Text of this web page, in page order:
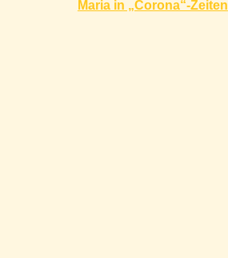
Maria in „Corona“-Zeiten